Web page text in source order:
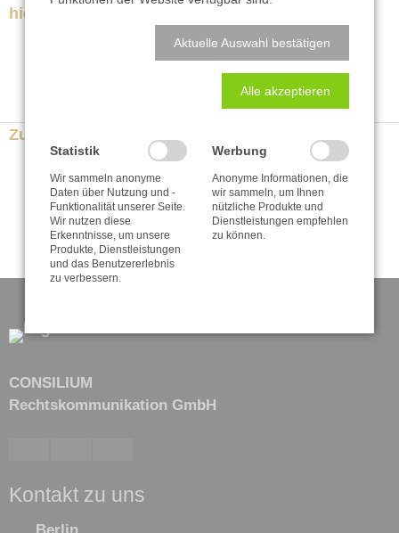
hier
Zurück zur Newsübersicht
CONSILIUM
Rechtskommunikation GmbH
Kontakt zu uns
Aktuelle Auswahl bestätigen
Alle akzeptieren
Statistik
Wir sammeln anonyme
Daten über Nutzung und -
Funktionalität unserer Seite.
Wir nutzen diese
Erkenntnisse, um unsere
Produkte, Dienstleistungen
und das Benutzererlebnis
zu verbessern.
Werbung
Anonyme Informationen, die
wir sammeln, um Ihnen
nützliche Produkte und
Dienstleistungen empfehlen
zu können.